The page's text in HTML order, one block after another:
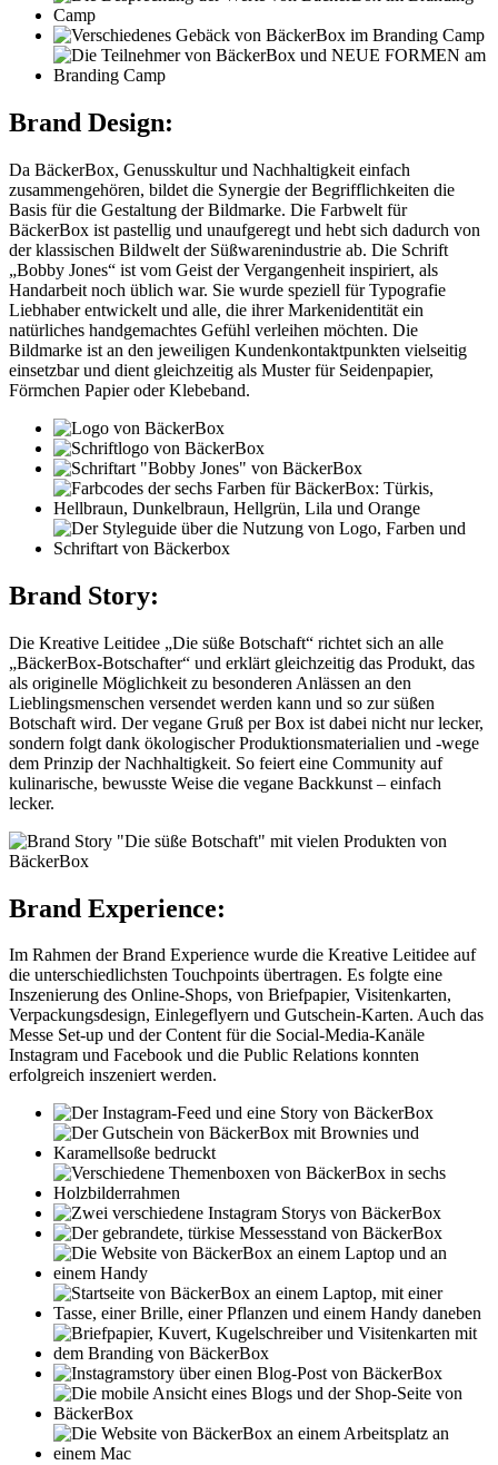
Brand Design:
Da BäckerBox, Genusskultur und Nachhaltigkeit einfach
zusammengehören, bildet die Synergie der Begrifflichkeiten die
Basis für die Gestaltung der Bildmarke. Die Farbwelt für
BäckerBox ist pastellig und unaufgeregt und hebt sich dadurch von
der klassischen Bildwelt der Süßwarenindustrie ab. Die Schrift
„Bobby Jones“ ist vom Geist der Vergangenheit inspiriert, als
Handarbeit noch üblich war. Sie wurde speziell für Typografie
Liebhaber entwickelt und alle, die ihrer Markenidentität ein
natürliches handgemachtes Gefühl verleihen möchten. Die
Bildmarke ist an den jeweiligen Kundenkontaktpunkten vielseitig
einsetzbar und dient gleichzeitig als Muster für Seidenpapier,
Förmchen Papier oder Klebeband.
Brand Story:
Die Kreative Leitidee „Die süße Botschaft“ richtet sich an alle
„BäckerBox-Botschafter“ und erklärt gleichzeitig das Produkt, das
als originelle Möglichkeit zu besonderen Anlässen an den
Lieblingsmenschen versendet werden kann und so zur süßen
Botschaft wird. Der vegane Gruß per Box ist dabei nicht nur lecker,
sondern folgt dank ökologischer Produktionsmaterialien und -wege
dem Prinzip der Nachhaltigkeit. So feiert eine Community auf
kulinarische, bewusste Weise die vegane Backkunst – einfach
lecker.
Brand Experience:
Im Rahmen der Brand Experience wurde die Kreative Leitidee auf
die unterschiedlichsten Touchpoints übertragen. Es folgte eine
Inszenierung des Online-Shops, von Briefpapier, Visitenkarten,
Verpackungsdesign, Einlegeflyern und Gutschein-Karten. Auch das
Messe Set-up und der Content für die Social-Media-Kanäle
Instagram und Facebook und die Public Relations konnten
erfolgreich inszeniert werden.